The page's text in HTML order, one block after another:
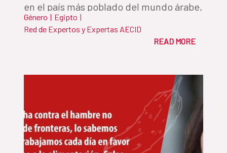
en el país más poblado del mundo árabe,
donde el matrimonio infantil y la
mutilación genital femenina siguen
Género | Egipto |
Red de Expertos y Expertas AECID
READ MORE